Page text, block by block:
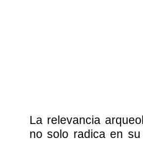
La relevancia
no solo radica en